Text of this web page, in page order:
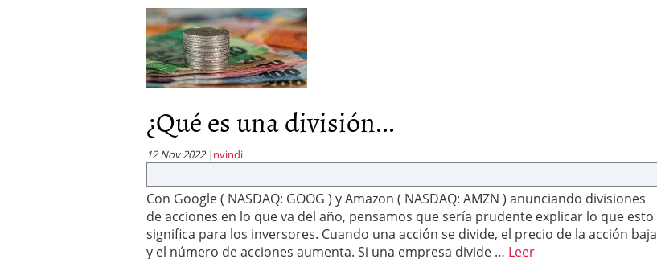
¿Qué es una división...
12 Nov 2022 nvindi
Con Google ( NASDAQ: GOOG ) y Amazon ( NASDAQ: AMZN ) anunciando divisiones
de acciones en lo que va del año, pensamos que sería prudente explicar lo que esto
significa para los inversores. Cuando una acción se divide, el precio de la acción baja
y el número de acciones aumenta. Si una empresa divide … Leer